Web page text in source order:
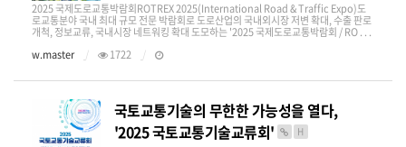
2025 국제도로교통박람회ROTREX 2025(International Road & Traffic Expo)도
로교통분야 국내 최대 규모 전문 박람회로 도로산업의 국내외시장 저변 확대, 수출 판로
개척, 정보교류, 국내시장 네트워킹 확대 도모하는 '2025 국제도로교통박람회 / RO . . .
w.master
1722
국토교통기술의 무한한 가능성을 열다,
'2025 국토교통기술교류회'
H